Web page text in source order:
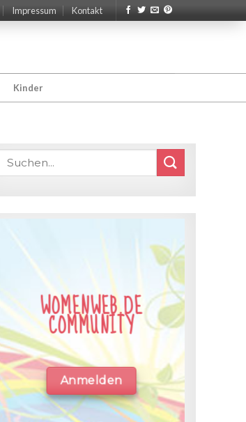
Impressum Kontakt
Kinder
WOMENWEB.DE
COMMUNITY
Anmelden